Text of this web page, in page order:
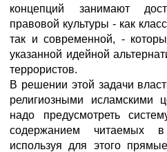
концепций занимают
правовой культуры - как
так и современной, -
указанной идейной
террористов.
В решении этой задачи
религиозными исламскими
надо предусмотреть
содержанием читаемых в
используя для этого